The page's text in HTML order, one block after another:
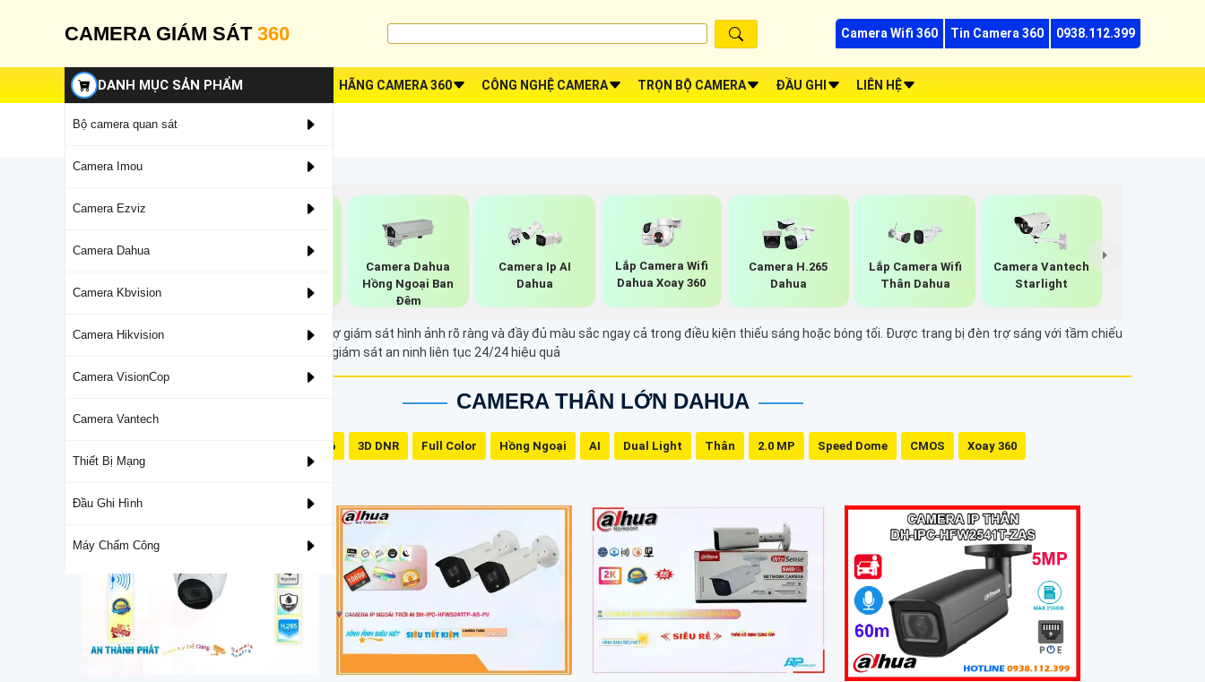
CAMERA GIÁM SÁT 360 Camera Wifi 360 Tin Camera 360 0938.112.399
DANH MỤC SẢN PHẨM
Bộ camera quan sát
Camera Imou
Camera Ezviz
Camera Dahua
Camera Kbvision
Camera Hikvision
Camera VisionCop
Camera Vantech
Thiết Bị Mạng
Đầu Ghi Hình
Máy Chấm Công
HÃNG CAMERA 360 CÔNG NGHỆ CAMERA TRỌN BỘ CAMERA ĐẦU GHI LIÊN HỆ
Camera Dahua
Hồng Ngoại Ban
Đêm
Camera Ip AI
Dahua
Lắp Camera Wifi
Dahua Xoay 360
Camera H.265
Dahua
Lắp Camera Wifi
Thân Dahua
Camera Vantech
Starlight
Camera quan sát ban đêm có màu 60m hỗ trợ giám sát hình ảnh rõ ràng và đầy đủ màu sắc ngay cả trong điều kiện thiếu sáng hoặc bóng tối. Được trang bị đèn trợ sáng với tầm chiếu
xa nên camera luôn đảm bảo cho bạn có thể giám sát an ninh liên tục 24/24 hiệu quả
CAMERA THÂN LỚN DAHUA
IP66 3D DNR Full Color Hồng Ngoại AI Dual Light Thân 2.0 MP Speed Dome CMOS Xoay 360